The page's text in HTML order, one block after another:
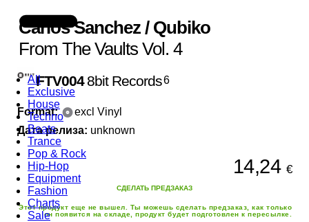
All
Exclusive
House
Techno
Beats
Trance
Pop & Rock
Hip-Hop
Equipment
Fashion
Charts
Sale
Carlos Sanchez / Qubiko
From The Vaults Vol. 4
FTV004 8bit Records6
Format:
excl Vinyl
Дата релиза: unknown
14,24 €
СДЕЛАТЬ ПРЕДЗАКАЗ
Этот продукт еще не вышел. Ты можешь сделать предзаказ, как только
он появится на складе, продукт будет подготовлен к пересылке.